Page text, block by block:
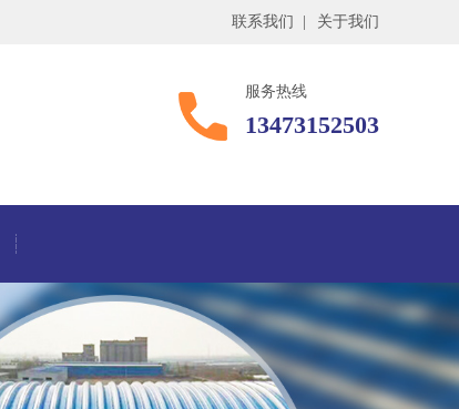
联系我们 关于我们
服务热线
13473152503